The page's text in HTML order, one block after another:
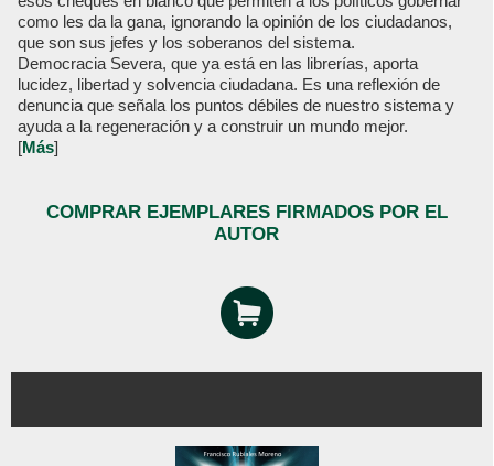
como les da la gana, ignorando la opinión de los ciudadanos,
que son sus jefes y los soberanos del sistema.
Democracia Severa, que ya está en las librerías, aporta
lucidez, libertad y solvencia ciudadana. Es una reflexión de
denuncia que señala los puntos débiles de nuestro sistema y
ayuda a la regeneración y a construir un mundo mejor.
[Más]
COMPRAR EJEMPLARES FIRMADOS POR EL
AUTOR